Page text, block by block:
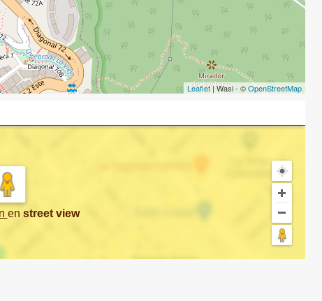
Leaflet| Wasi - ©OpenStreetMap
en street view